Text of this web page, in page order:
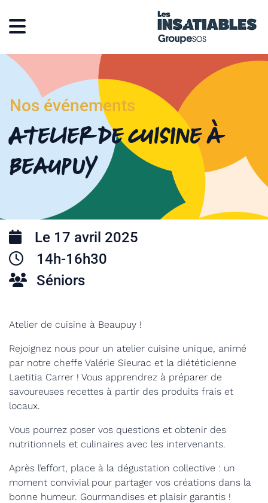
Nos événements
Atelier de cuisine à
Beaupuy
Le 17 avril 2025
14h-16h30
Séniors
Atelier de cuisine à Beaupuy !
Rejoignez nous pour un atelier cuisine unique, animé
par notre cheffe Valérie Sieurac et la diététicienne
Laetitia Carrer ! Vous apprendrez à préparer de
savoureuses recettes à partir des produits frais et
locaux.
Vous pourrez poser vos questions et obtenir des
nutritionnels et culinaires avec les intervenants.
Après l’effort, place à la dégustation collective : un
moment convivial pour partager vos créations dans la
bonne humeur. Gourmandises et plaisir garantis !